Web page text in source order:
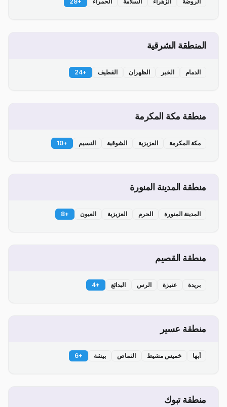
المنطقة الشرقية
الدمام الخبر الظهران القطيف +
24
منطقة مكة المكرمة
مكة المكرمة العزيزية الشوقية النسيم +
10
منطقة المدينة المنورة
المدينة المنورة الحرم العزيزية العيون +
8
منطقة القصيم
بريدة عنيزة الرس البدائع +
4
منطقة عسير
أبها خميس مشيط النماص بيشة +
6
منطقة تبوك